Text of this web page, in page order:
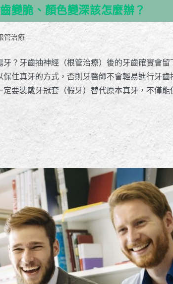
變脆、顏色變深該怎麼辦？
管治療
？牙齒抽神經（根管治療）後的牙齒確實會
住真牙的方式，否則牙醫師不會輕易進行牙
要裝戴牙冠套（假牙）替代原本真牙，不僅